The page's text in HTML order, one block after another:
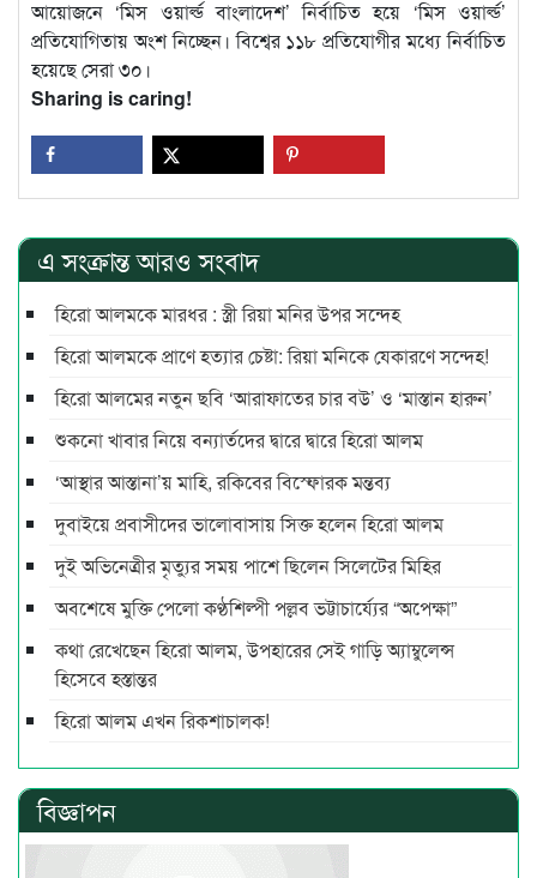
আয়োজনে ‘মিস ওয়ার্ল্ড বাংলাদেশ’ নির্বাচিত হয়ে ‘মিস ওয়ার্ল্ড’
প্রতিযোগিতায় অংশ নিচ্ছেন। বিশ্বের ১১৮ প্রতিযোগীর মধ্যে নির্বাচিত
হয়েছে সেরা ৩০।
Sharing is caring!
এ সংক্রান্ত আরও সংবাদ
হিরো আলমকে মারধর : স্ত্রী রিয়া মনির উপর সন্দেহ
হিরো আলমকে প্রাণে হত্যার চেষ্টা: রিয়া মনিকে যেকারণে সন্দেহ!
হিরো আলমের নতুন ছবি ‌‘আরাফাতের চার বউ’ ও ‘মাস্তান হারুন’
শুকনো খাবার নিয়ে বন্যার্তদের দ্বারে দ্বারে হিরো আলম
‘আস্থার আস্তানা’য় মাহি, রকিবের বিস্ফোরক মন্তব্য
দুবাইয়ে প্রবাসীদের ভালোবাসায় সিক্ত হলেন হিরো আলম
দুই অভিনেত্রীর মৃত্যুর সময় পাশে ছিলেন সিলেটের মিহির
অবশেষে মুক্তি পেলো কণ্ঠশিল্পী পল্লব ভট্টাচার্য্যের “অপেক্ষা”
কথা রেখেছেন হিরো আলম, উপহারের সেই গাড়ি অ্যাম্বুলেন্স
হিসেবে হস্তান্তর
হিরো আলম এখন রিকশাচালক!
বিজ্ঞাপন